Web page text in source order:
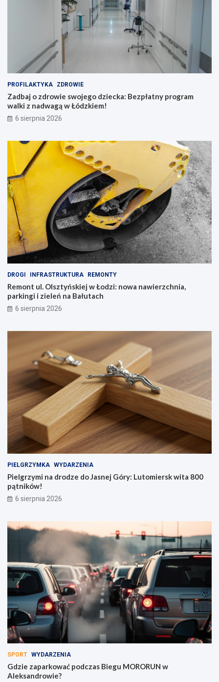
PROFILAKTYKA ZDROWIE
Zadbaj o zdrowie swojego dziecka: Bezpłatny program
walki z nadwagą w Łódzkiem!
6 sierpnia 2026
DROGI INFRASTRUKTURA REMONTY
Remont ul. Olsztyńskiej w Łodzi: nowa nawierzchnia,
parkingi i zieleń na Bałutach
6 sierpnia 2026
PIELGRZYMKA WYDARZENIA
Pielgrzymi na drodze do Jasnej Góry: Lutomiersk wita 800
pątników!
6 sierpnia 2026
SPORT WYDARZENIA
Gdzie zaparkować podczas Biegu MORORUN w
Aleksandrowie?